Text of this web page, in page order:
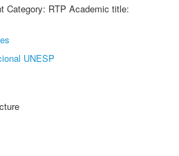
Category: RTP Academic title:
UNESP